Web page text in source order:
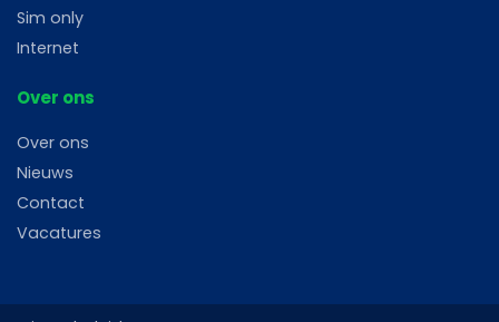
Sim only
Internet
Over ons
Over ons
Nieuws
Contact
Vacatures